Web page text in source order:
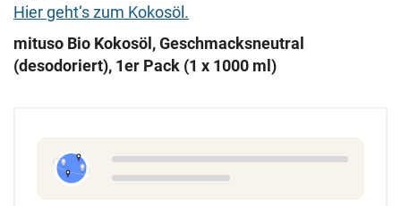
Hier geht‘s zum Kokosöl.
mituso Bio Kokosöl, Geschmacksneutral
(desodoriert), 1er Pack (1 x 1000 ml)